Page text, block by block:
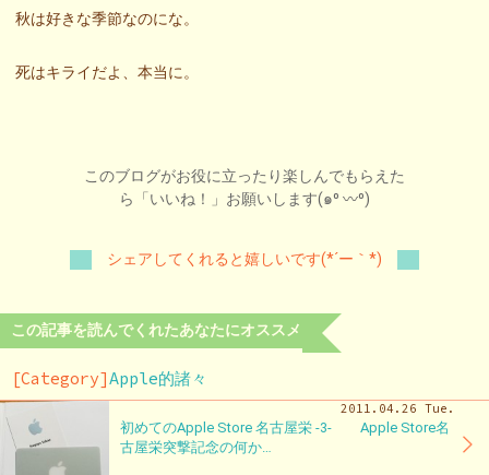
秋は好きな季節なのにな。
死はキライだよ、本当に。
このブログがお役に立ったり楽しんでもらえた
ら「いいね！」お願いします(๑⁰ 〰⁰)
シェアしてくれると嬉しいです(*´ー｀*)
この記事を読んでくれたあなたにオススメ
[Category]Apple的諸々
2011.04.26 Tue.
初めてのApple Store 名古屋栄 -3- Apple Store名
古屋栄突撃記念の何か…